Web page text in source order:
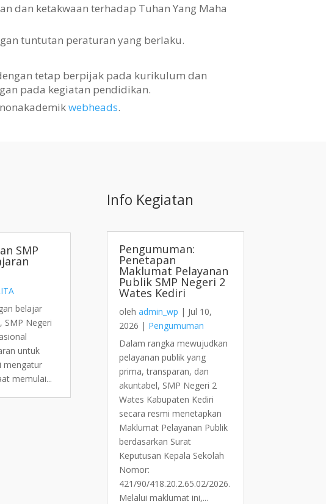
dan ketakwaan terhadap Tuhan Yang Maha
tuntutan peraturan yang berlaku.
tetap berpijak pada kurikulum dan
pada kegiatan pendidikan.
webheads.
SMP
belajar
SMP Negeri
untuk
mengatur
memulai...
Info Kegiatan
Pengumuman:
Penetapan
Maklumat Pelayanan
Publik SMP Negeri 2
Wates Kediri
olehadmin_wp | Jul 10,
2026 | Pengumuman
Dalam rangka mewujudkan
pelayanan publik yang
prima, transparan, dan
akuntabel, SMP Negeri 2
Wates Kabupaten Kediri
secara resmi menetapkan
Maklumat Pelayanan Publik
berdasarkan Surat
Keputusan Kepala Sekolah
Nomor:
421/90/418.20.2.65.02/2026.
Melalui maklumat ini,...